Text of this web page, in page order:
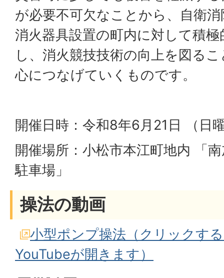
が必要不可欠なことから、自衛
消火器具設置の町内に対して積
し、消火競技技術の向上を図る
心につなげていくものです。
開催日時：令和8年6月21日 （日
開催場所：小松市本江町地内 「
駐車場」
操法の動画
小型ポンプ操法（クリックす
YouTubeが開きます）